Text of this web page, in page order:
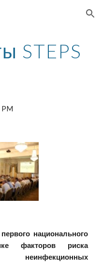
Skip to navigation
STEPS
PM
национального
факторов риска